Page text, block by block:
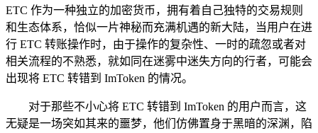
ETC 作为一种独立的加密货币，拥有着自己独特的交易规则
和生态体系，恰似一片神秘而充满机遇的新大陆，当用户在进
行 ETC 转账操作时，由于操作的复杂性、一时的疏忽或者对
相关流程的不熟悉，就如同在迷雾中迷失方向的行者，可能会
出现将 ETC 转错到 ImToken 的情况。
对于那些不小心将 ETC 转错到 ImToken 的用户而言，这
无疑是一场突如其来的噩梦，他们仿佛置身于黑暗的深渊，陷